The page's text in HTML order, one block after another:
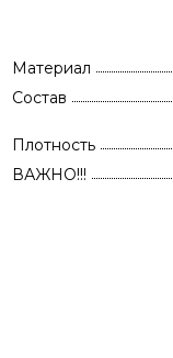
Материал
Состав
Плотность
ВАЖНО!!!